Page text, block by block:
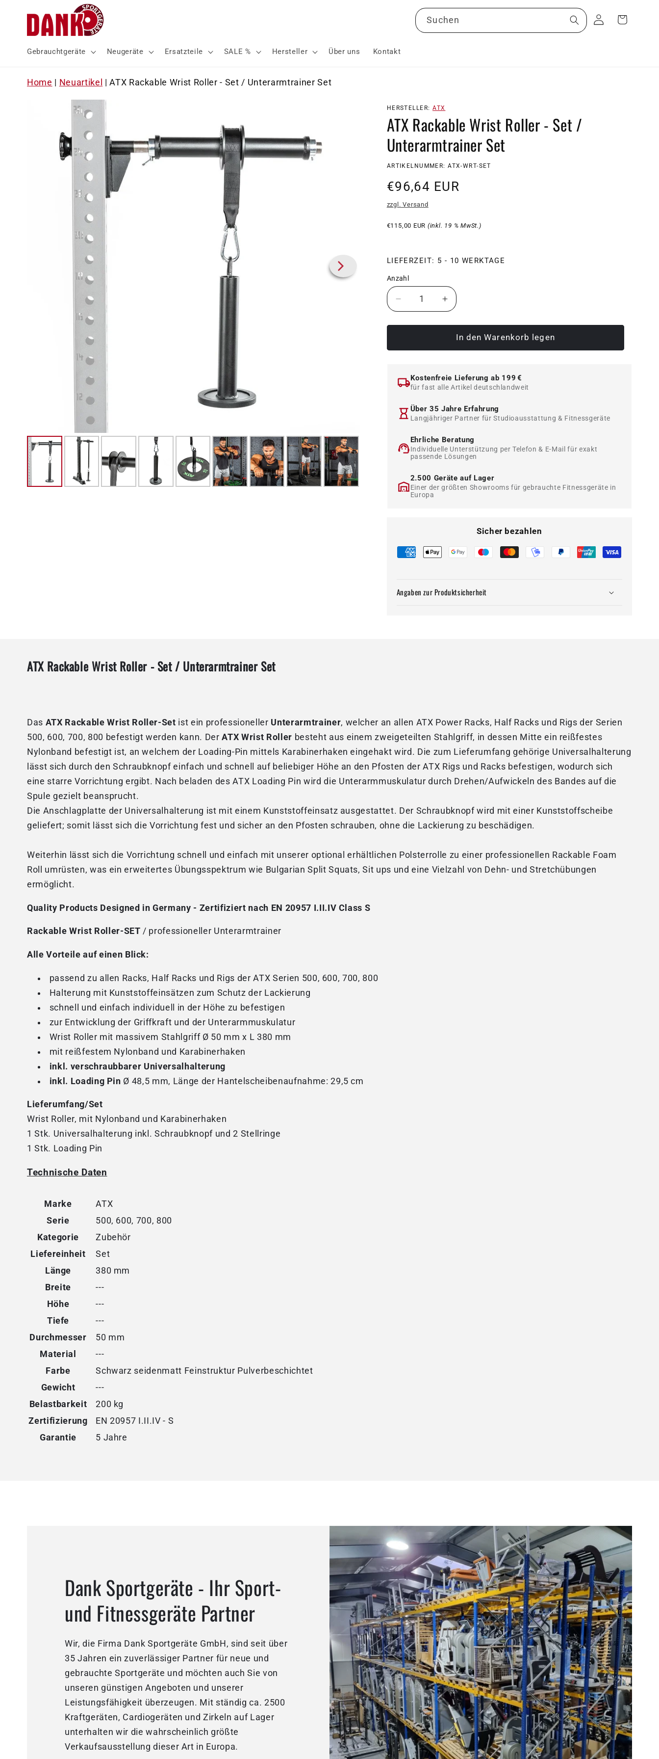
zum
Inhalt
Gebrauchtgeräte Neugeräte Ersatzteile SALE % Hersteller Über uns Kontakt
Suchen EinloggenWarenkorb
Home | Neuartikel |ATX Rackable Wrist Roller - Set / Unterarmtrainer Set
HERSTELLER: ATX
ATX Rackable Wrist Roller - Set /
Unterarmtrainer Set
SKU:
ARTIKELNUMMER: ATX-WRT-SET
Normaler
Preis
€96,64 EUR
zzgl. Versand
€115,00 EUR (inkl. 19 % MwSt.)
LIEFERZEIT: 5 - 10 WERKTAGE
Anzahl
Verringere
die
Menge
ATX
Roller
Set
/
Set
Erhöhe
die
Menge
ATX
Roller
Set
/
Set
In den Warenkorb legen
Kostenfreie Lieferung ab 199 €
für fast alle Artikel deutschlandweit
Über 35 Jahre Erfahrung
Langjähriger Partner für Studioausstattung & Fitnessgeräte
Ehrliche Beratung
Individuelle Unterstützung per Telefon & E-Mail für exakt
passende Lösungen
2.500 Geräte auf Lager
Einer der größten Showrooms für gebrauchte Fitnessgeräte in
Europa
Sicher bezahlen
Angaben zur Produktsicherheit
ATX Rackable Wrist Roller - Set / Unterarmtrainer Set
Das ATX Rackable Wrist Roller-Set ist ein professioneller Unterarmtrainer, welcher an allen ATX Power Racks, Half Racks und Rigs der Serien
500, 600, 700, 800 befestigt werden kann. DerATX Wrist Roller besteht aus einem zweigeteilten Stahlgriff, in dessen Mitte ein reißfestes
Nylonband befestigt ist, an welchem der Loading-Pin mittels Karabinerhaken eingehakt wird. Die zum Lieferumfang gehörige Universalhalterung
lässt sich durch den Schraubknopf einfach und schnell auf beliebiger Höhe an den Pfosten der ATX Rigs und Racks befestigen, wodurch sich
eine starre Vorrichtung ergibt. Nach beladen des ATX Loading Pin wirddie Unterarmmuskulatur durch Drehen/Aufwickeln des Bandes auf die
Spule gezielt beansprucht.
Die Anschlagplatte der Universalhalterung ist mit einem Kunststoffeinsatz ausgestattet. Der Schraubknopf wird mit einer Kunststoffscheibe
geliefert; somit lässt sich die Vorrichtung fest und sicher an den Pfosten schrauben, ohne die Lackierung zu beschädigen.
Weiterhin lässt sich die Vorrichtung schnell und einfach mit unserer optional erhältlichen Polsterrolle zu einer professionellen Rackable Foam
Roll umrüsten, was ein erweitertes Übungsspektrum wie Bulgarian Split Squats, Sit ups und eine Vielzahl von Dehn- und Stretchübungen
ermöglicht.
Quality Products Designed in Germany - Zertifiziert nach EN 20957 I.II.IV Class S
Rackable Wrist Roller-SET / professioneller Unterarmtrainer
Alle Vorteile auf einen Blick:
passend zu allen Racks, Half Racks und Rigs der ATX Serien 500, 600, 700, 800
Halterung mit Kunststoffeinsätzen zum Schutz der Lackierung
schnell und einfach individuell in der Höhe zu befestigen
zur Entwicklung der Griffkraft und der Unterarmmuskulatur
Wrist Roller mit massivem Stahlgriff Ø 50 mm x L 380 mm
mit reißfestem Nylonband und Karabinerhaken
inkl. verschraubbarer Universalhalterung
inkl. Loading Pin Ø 48,5 mm, Länge der Hantelscheibenaufnahme: 29,5 cm
Lieferumfang/Set
Wrist Roller, mit Nylonband und Karabinerhaken
1 Stk. Universalhalterung inkl. Schraubknopf und 2 Stellringe
1 Stk. Loading Pin
Technische Daten
Marke
ATX
Serie
500, 600, 700, 800
Kategorie
Zubehör
Liefereinheit
Set
Länge
380 mm
Breite
---
Höhe
---
Tiefe
---
Durchmesser
50 mm
Material
---
Farbe
Schwarz seidenmatt Feinstruktur Pulverbeschichtet
Gewicht
---
Belastbarkeit
200 kg
Zertifizierung
EN 20957 I.II.IV - S
Garantie
5 Jahre
Dank Sportgeräte - Ihr Sport-
und Fitnessgeräte Partner
Wir, die Firma Dank Sportgeräte GmbH, sind seit über
35 Jahren ein zuverlässiger Partner für neue und
gebrauchte Sportgeräte und möchten auch Sie von
unseren günstigen Angeboten und unserer
Leistungsfähigkeit überzeugen. Mit ständig ca. 2500
Kraftgeräten, Cardiogeräten und Zirkeln auf Lager
unterhalten wir die wahrscheinlich größte
Verkaufsausstellung dieser Art in Europa.